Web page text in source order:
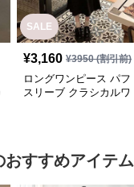
SALE
¥3,160 ¥3950(割引前)
ロングワンピース パフ
スリーブ クラシカルワ
おすすめアイテム